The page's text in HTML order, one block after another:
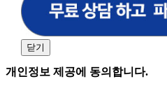
비스 신상품이나 이벤트, 최
향에 맞는 최적의 서비스를 제
어, 해커스일본어, 해커스잡, 해커스
원, 해커스경찰, 해커스소방, 해커
사, 해커스편입 등)
닫기
개인정보 제공에 동의합니다.